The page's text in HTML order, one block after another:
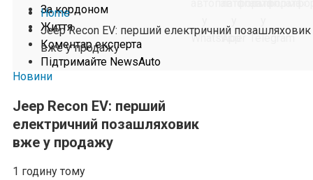
За кордоном
Життя
Коментар експерта
Підтримайте NewsAuto
Home
Jeep Recon EV: перший електричний позашляховик
вже у продажу
Новини
Jeep Recon EV: перший
електричний позашляховик
вже у продажу
1 годину тому